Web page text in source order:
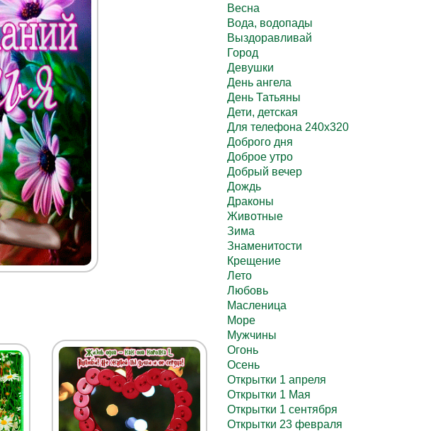
Весна
Вода, водопады
Выздоравливай
Город
Девушки
День ангела
День Татьяны
Дети, детская
Для телефона 240х320
Доброго дня
Доброе утро
Добрый вечер
Дождь
Драконы
Животные
Зима
Знаменитости
Крещение
Лето
Любовь
Масленица
Море
Мужчины
Огонь
Осень
Открытки 1 апреля
Открытки 1 Мая
Открытки 1 сентября
Открытки 23 февраля